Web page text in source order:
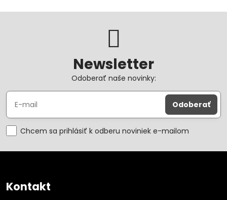
Newsletter
Odoberať naše novinky:
Odoberať
Chcem sa prihlásiť k odberu noviniek e-mailom
Kontakt